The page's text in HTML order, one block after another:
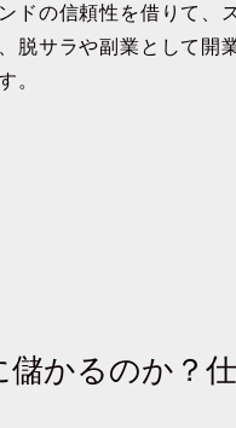
ドの信頼性を借りて、
脱サラや副業として開
。
かるのか？